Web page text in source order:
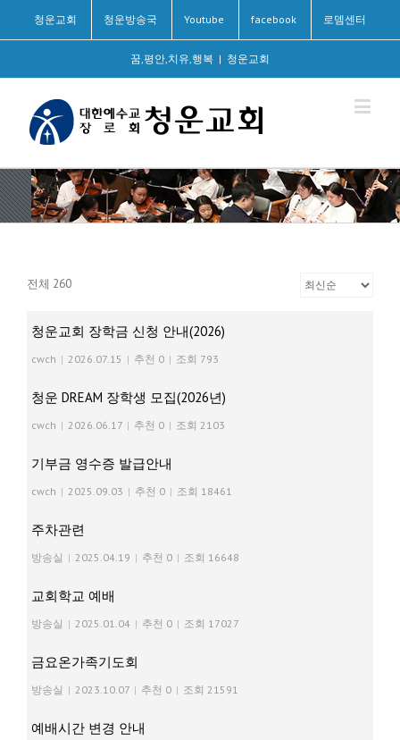
청운교회 청운방송국 Youtube facebook 로뎀센터
꿈,평안,치유,행복 | 청운교회
전체 260
청운교회 장학금 신청 안내(2026)
cwch | 2026.07.15 | 추천 0 | 조회 793
청운 DREAM 장학생 모집(2026년)
cwch | 2026.06.17 | 추천 0 | 조회 2103
기부금 영수증 발급안내
cwch | 2025.09.03 | 추천 0 | 조회 18461
주차관련
방송실 | 2025.04.19 | 추천 0 | 조회 16648
교회학교 예배
방송실 | 2025.01.04 | 추천 0 | 조회 17027
금요온가족기도회
방송실 | 2023.10.07 | 추천 0 | 조회 21591
예배시간 변경 안내